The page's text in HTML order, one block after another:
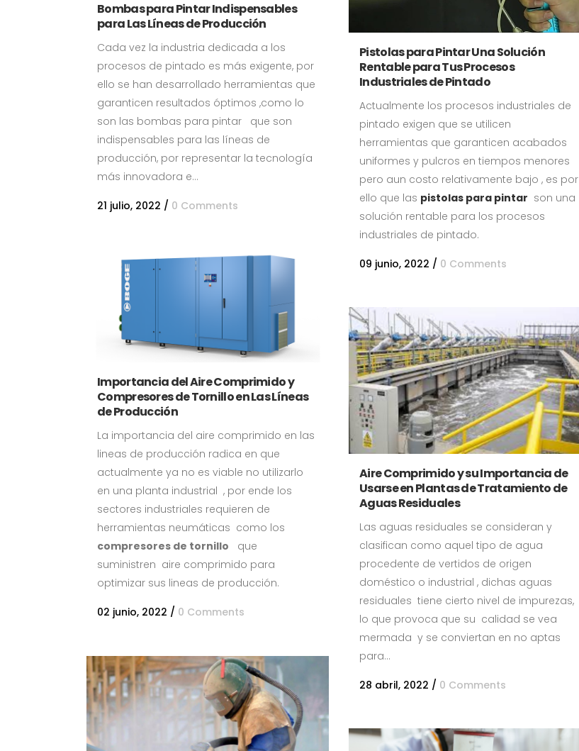
Bombas para Pintar Indispensables
para Las Líneas de Producción
Cada vez la industria dedicada a los
procesos de pintado es más exigente, por
ello se han desarrollado herramientas que
garanticen resultados óptimos ,como lo
son las bombas para pintar que son
indispensables para las líneas de
producción, por representar la tecnología
más innovadora e...
21 julio, 2022 / 0 Comments
Pistolas para Pintar Una Solución
Rentable para Tus Procesos
Industriales de Pintado
Actualmente los procesos industriales de
pintado exigen que se utilicen
herramientas que garanticen acabados
uniformes y pulcros en tiempos menores
pero aun costo relativamente bajo , es por
ello que las pistolas para pintar son una
solución rentable para los procesos
industriales de pintado.
09 junio, 2022 / 0 Comments
Importancia del Aire Comprimido y
Compresores de Tornillo en Las Líneas
de Producción
La importancia del aire comprimido en las
lineas de producción radica en que
actualmente ya no es viable no utilizarlo
en una planta industrial , por ende los
sectores industriales requieren de
herramientas neumáticas como los
compresores de tornillo que
suministren aire comprimido para
optimizar sus lineas de producción.
02 junio, 2022 / 0 Comments
Aire Comprimido y su Importancia de
Usarse en Plantas de Tratamiento de
Aguas Residuales
Las aguas residuales se consideran y
clasifican como aquel tipo de agua
procedente de vertidos de origen
doméstico o industrial , dichas aguas
residuales tiene cierto nivel de impurezas,
lo que provoca que su calidad se vea
mermada y se conviertan en no aptas
para...
28 abril, 2022 / 0 Comments